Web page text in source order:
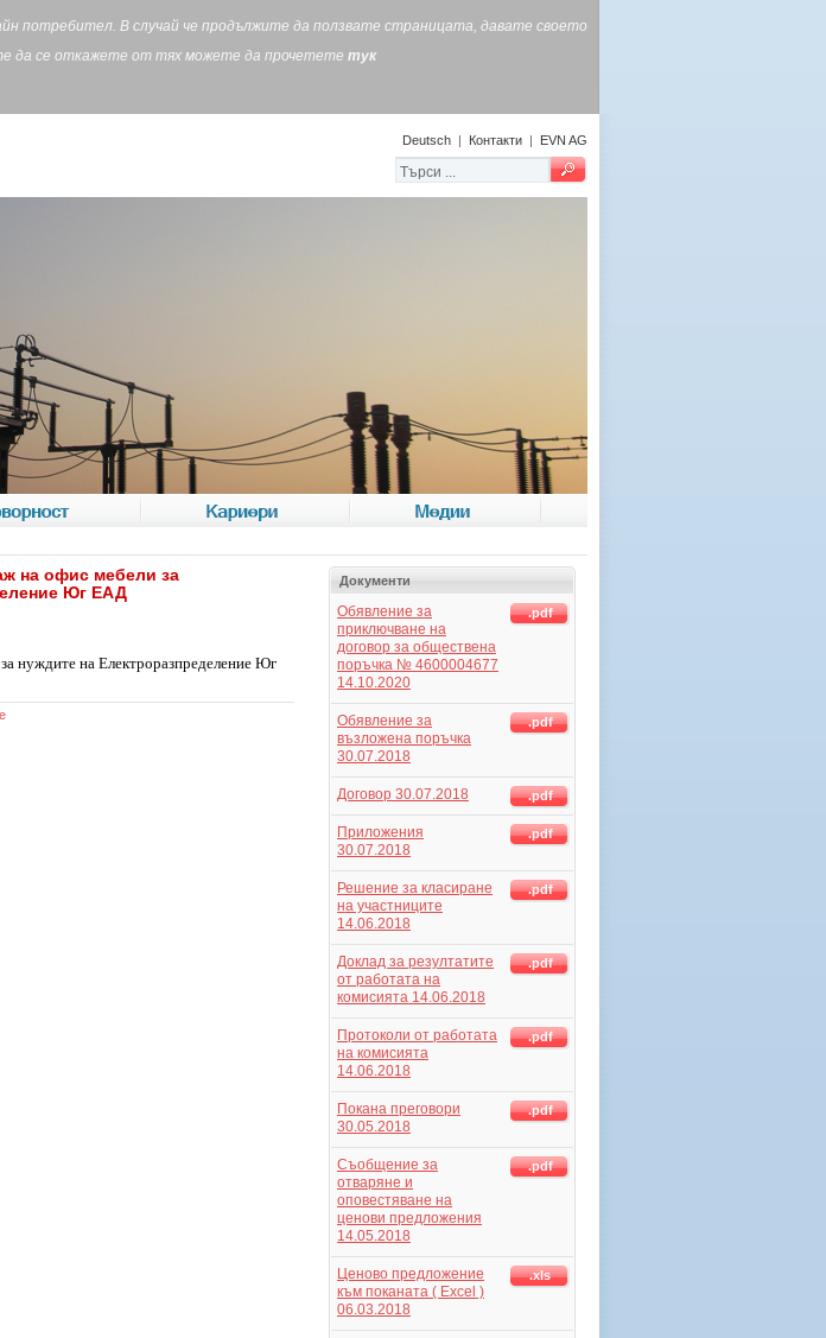
потребител. В случай че продължите да ползвате страницата, давате своето
да се откажете от тях можете да прочетете тук
Deutsch | Контакти | EVN AG
Кариери Медии
на офис мебели за
Юг ЕАД
нуждите на Електроразпределение Юг
Документи
Обявление за
приключване на
договор за обществена
поръчка № 4600004677
14.10.2020
.pdf
Обявление за
възложена поръчка
30.07.2018
.pdf
Договор 30.07.2018 .pdf
Приложения
30.07.2018
.pdf
Решение за класиране
на участниците
14.06.2018
.pdf
Доклад за резултатите
от работата на
комисията 14.06.2018
.pdf
Протоколи от работата
на комисията
14.06.2018
.pdf
Покана преговори
30.05.2018
.pdf
Съобщение за
отваряне и
оповестяване на
ценови предложения
14.05.2018
.pdf
Ценово предложение
към поканата ( Excel )
06.03.2018
.xls